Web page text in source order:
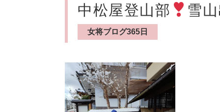
中松屋登山部 雪
女将ブログ365日